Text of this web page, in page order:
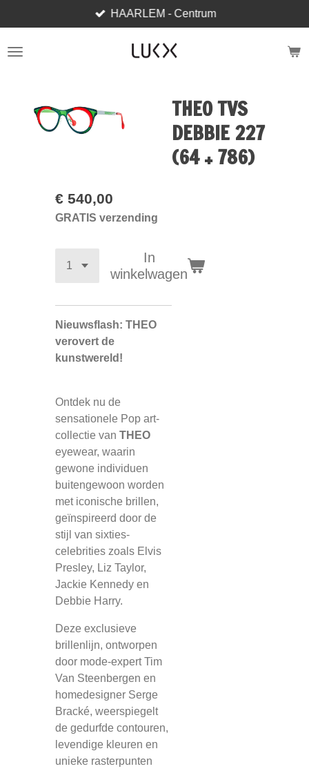
direct
naar
HAARLEM - Centrum
THEO TVS
DEBBIE 227
(64 + 786)
€ 540,00
GRATIS verzending
In
winkelwagen
Nieuwsflash: THEO
verovert de
kunstwereld!
Ontdek nu de
sensationele Pop art-
collectie van THEO
eyewear, waarin
gewone individuen
buitengewoon worden
met iconische brillen,
geïnspireerd door de
stijl van sixties-
celebrities zoals Elvis
Presley, Liz Taylor,
Jackie Kennedy en
Debbie Harry.
Deze exclusieve
brillenlijn, ontworpen
door mode-expert Tim
Van Steenbergen en
homedesigner Serge
Bracké, weerspiegelt
de gedurfde contouren,
levendige kleuren en
unieke rasterpunten